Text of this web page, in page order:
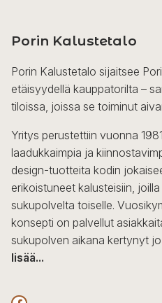
Porin Kalustetalo
Porin Kalustetalo sijaitsee
etäisyydellä kauppatorilta –
tiloissa, joissa se toiminut
Yritys perustettiin vuonna
laadukkaimpia ja
design-tuotteita kodin
erikoistuneet kalusteisiin,
sukupolvelta toiselle.
konsepti on palvellut
sukupolven aikana kertynyt
lisää...